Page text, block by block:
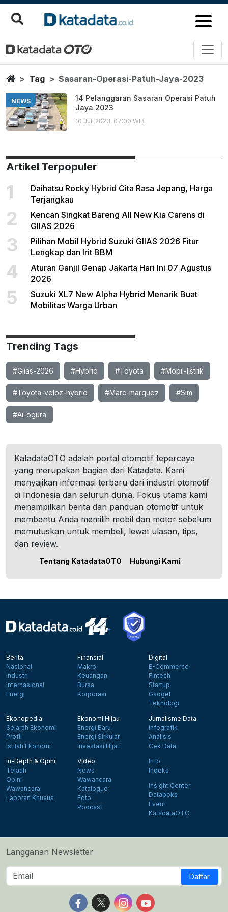
Sasaran Operasi Patuh Jaya
Berita Terbaru
HomeTag Sasaran-Operasi-Patuh-Jaya-2023
NEWS
14 Pelanggaran Sasaran Operasi Patuh
Jaya 2023
10 Juli 2023, 07:00 WIB
Artikel Terpopuler
1
Daihatsu Rocky Hybrid Cita Rasa Jepang, Harga
Terjangkau
2
Kencan Singkat Bareng All New Kia Carens di
GIIAS 2026
3
Pilihan Mobil Hybrid Suzuki GIIAS 2026 Fitur
Lengkap dan Irit BBM
4
Aturan Ganjil Genap Jakarta Hari Ini 07 Agustus
2026
5
Suzuki XL7 New Alpha Hybrid Menarik Buat
Mobilitas Warga Urban
Trending Tags
#Giias-2026 #Hybrid #Toyota #Mobil-listrik
#Toyota-veloz-hybrid #Marc-marquez #Sim
#Ai-ogura
KatadataOTO adalah portal otomotif tepercaya
yang merupakan bagian dari Katadata. Kami
menyajikan informasi terbaru dari industri otomotif
di Indonesia dan seluruh dunia. Fokus utama kami
menampilkan berita dan panduan otomotif untuk
membantu Anda memilih mobil dan motor sebelum
memutuskan untuk membeli, lewat ulasan, tips,
dan review.
Tentang KatadataOTO Hubungi Kami
Berita
Nasional
Industri
Internasional
Energi
Finansial
Makro
Keuangan
Bursa
Korporasi
Digital
E-Commerce
Fintech
Startup
Gadget
Teknologi
Ekonopedia
Sejarah Ekonomi
Profil
Istilah Ekonomi
Ekonomi Hijau
Energi Baru
Energi Sirkular
Investasi Hijau
Jurnalisme Data
Infografik
Analisis
Cek Data
In-Depth & Opini
Telaah
Opini
Wawancara
Laporan Khusus
Video
News
Wawancara
Katalogue
Foto
Podcast
Info
Indeks
Insight Center
Databoks
Event
KatadataOTO
Langganan Newsletter
Daftar
Follow us on Facebook
Follow us on X
Follow us on Instagram
Follow us on